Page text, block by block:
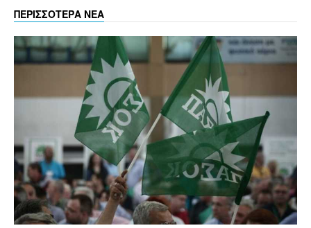
ΠΕΡΙΣΣΟΤΕΡΑ ΝΕΑ